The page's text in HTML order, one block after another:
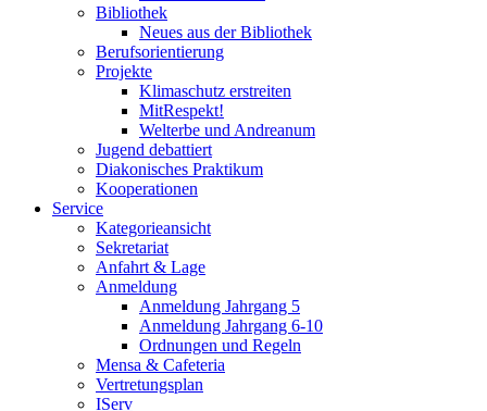
Bibliothek
Neues aus der Bibliothek
Berufsorientierung
Projekte
Klimaschutz erstreiten
MitRespekt!
Welterbe und Andreanum
Jugend debattiert
Diakonisches Praktikum
Kooperationen
Service
Kategorieansicht
Sekretariat
Anfahrt & Lage
Anmeldung
Anmeldung Jahrgang 5
Anmeldung Jahrgang 6-10
Ordnungen und Regeln
Mensa & Cafeteria
Vertretungsplan
IServ